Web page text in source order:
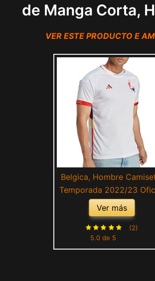
de Manga Corta,
VER ESTE PRODUCTO E
Belgica, Hombre
Temporada 2022/23
Segunda Equipación
Ver más
5.0 de 5
(2)